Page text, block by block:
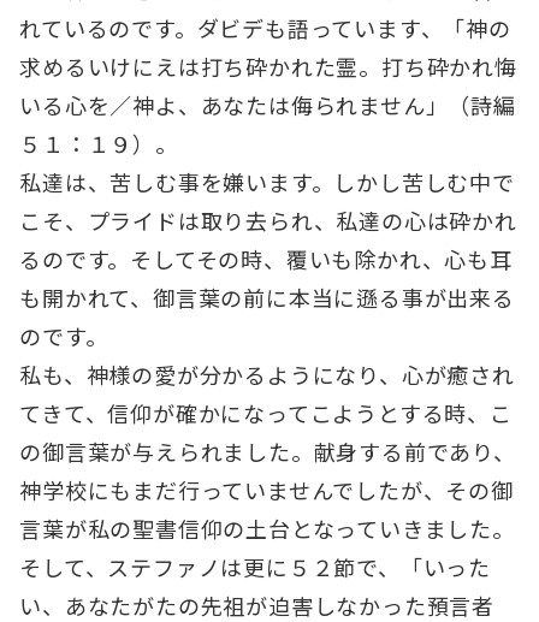
れているのです。ダビデも語っています、「神の
求めるいけにえは打ち砕かれた霊。打ち砕かれ悔
いる心を／神よ、あなたは侮られません」（詩編
５１：１９）。
私達は、苦しむ事を嫌います。しかし苦しむ中で
こそ、プライドは取り去られ、私達の心は砕かれ
るのです。そしてその時、覆いも除かれ、心も耳
も開かれて、御言葉の前に本当に遜る事が出来る
のです。
私も、神様の愛が分かるようになり、心が癒され
てきて、信仰が確かになってこようとする時、こ
の御言葉が与えられました。献身する前であり、
神学校にもまだ行っていませんでしたが、その御
言葉が私の聖書信仰の土台となっていきました。
そして、ステファノは更に５２節で、「いった
い、あなたがたの先祖が迫害しなかった預言者